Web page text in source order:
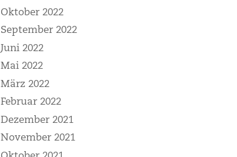
Oktober 2022
September 2022
Juni 2022
Mai 2022
März 2022
Februar 2022
Dezember 2021
November 2021